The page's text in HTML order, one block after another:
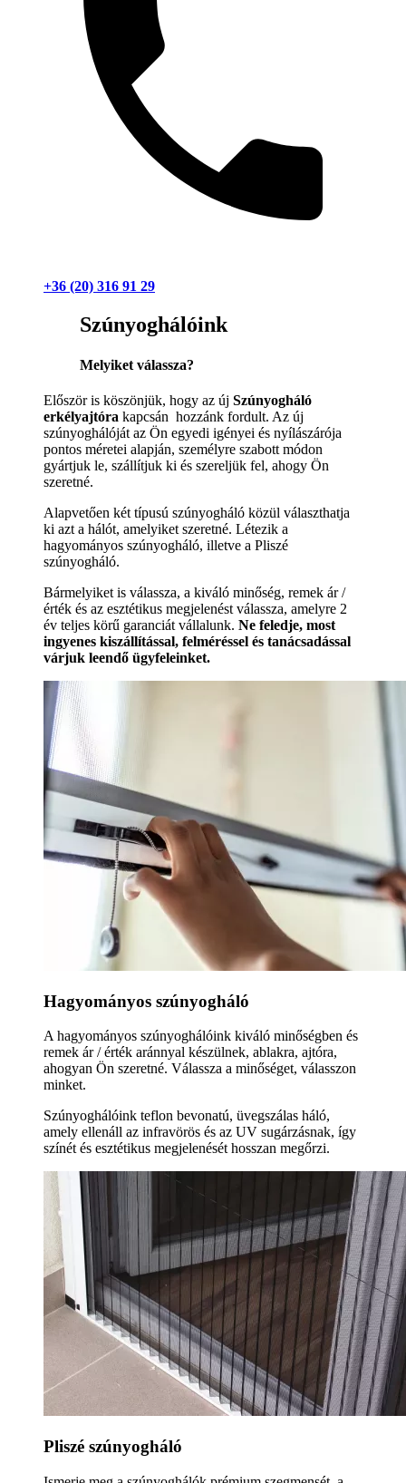
+36 (20) 316 91 29
Szúnyoghálóink
Melyiket válassza?
Először is köszönjük, hogy az új Szúnyogháló
erkélyajtóra kapcsán hozzánk fordult. Az új
szúnyoghálóját az Ön egyedi igényei és nyílászárója
pontos méretei alapján, személyre szabott módon
gyártjuk le, szállítjuk ki és szereljük fel, ahogy Ön
szeretné.
Alapvetően két típusú szúnyogháló közül választhatja
ki azt a hálót, amelyiket szeretné. Létezik a
hagyományos szúnyogháló, illetve a Pliszé
szúnyogháló.
Bármelyiket is válassza, a kiváló minőség, remek ár /
érték és az esztétikus megjelenést válassza, amelyre 2
év teljes körű garanciát vállalunk. Ne feledje, most
ingyenes kiszállítással, felméréssel és tanácsadással
várjuk leendő ügyfeleinket.
Hagyományos szúnyogháló
A hagyományos szúnyoghálóink kiváló minőségben és
remek ár / érték aránnyal készülnek, ablakra, ajtóra,
ahogyan Ön szeretné. Válassza a minőséget, válasszon
minket.
Szúnyoghálóink teflon bevonatú, üvegszálas háló,
amely ellenáll az infravörös és az UV sugárzásnak, így
színét és esztétikus megjelenését hosszan megőrzi.
Pliszé szúnyogháló